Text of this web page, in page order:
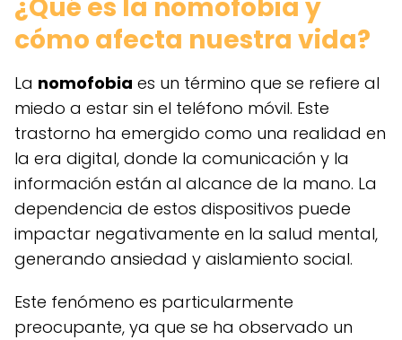
¿Qué es la nomofobia y
cómo afecta nuestra vida?
La nomofobia es un término que se refiere al
miedo a estar sin el teléfono móvil. Este
trastorno ha emergido como una realidad en
la era digital, donde la comunicación y la
información están al alcance de la mano. La
dependencia de estos dispositivos puede
impactar negativamente en la salud mental,
generando ansiedad y aislamiento social.
Este fenómeno es particularmente
preocupante, ya que se ha observado un